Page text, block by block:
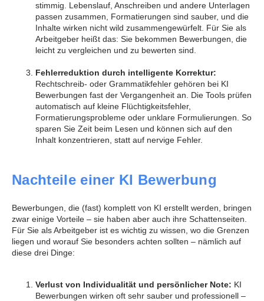
stimmig. Lebenslauf, Anschreiben und andere Unterlagen
passen zusammen, Formatierungen sind sauber, und die
Inhalte wirken nicht wild zusammengewürfelt. Für Sie als
Arbeitgeber heißt das: Sie bekommen Bewerbungen, die
leicht zu vergleichen und zu bewerten sind.
Fehlerreduktion durch intelligente Korrektur:
Rechtschreib- oder Grammatikfehler gehören bei KI
Bewerbungen fast der Vergangenheit an. Die Tools prüfen
automatisch auf kleine Flüchtigkeitsfehler,
Formatierungsprobleme oder unklare Formulierungen. So
sparen Sie Zeit beim Lesen und können sich auf den
Inhalt konzentrieren, statt auf nervige Fehler.
Nachteile einer KI Bewerbung
Bewerbungen, die (fast) komplett von KI erstellt werden, bringen
zwar einige Vorteile – sie haben aber auch ihre Schattenseiten.
Für Sie als Arbeitgeber ist es wichtig zu wissen, wo die Grenzen
liegen und worauf Sie besonders achten sollten – nämlich auf
diese drei Dinge:
Verlust von Individualität und persönlicher Note: KI
Bewerbungen wirken oft sehr sauber und professionell –